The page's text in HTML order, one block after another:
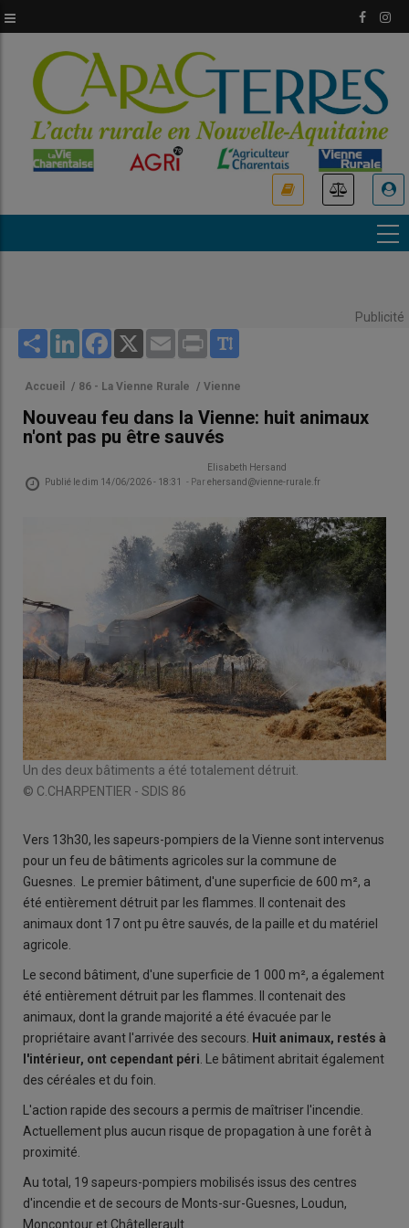
au
principal
Publicité
Share LinkedInFacebook
X Email Print
Accueil / 86 - La Vienne Rurale / Vienne
Nouveau feu dans la Vienne: huit animaux
n'ont pas pu être sauvés
Publié ledim 14/06/2026 - 18:31 - Par
Elisabeth Hersand
ehersand@vienne-rurale.fr
Un des deux bâtiments a été totalement détruit.
© C.CHARPENTIER - SDIS 86
Vers 13h30, les sapeurs-pompiers de la Vienne sont intervenus
pour un feu de bâtiments agricoles sur la commune de
Guesnes. Le premier bâtiment, d'une superficie de 600 m², a
été entièrement détruit par les flammes. Il contenait des
animaux dont 17 ont pu être sauvés, de la paille et du matériel
agricole.
Le second bâtiment, d'une superficie de 1 000 m², a également
été entièrement détruit par les flammes. Il contenait des
animaux, dont la grande majorité a été évacuée par le
propriétaire avant l'arrivée des secours.
Huit animaux, restés à
l'intérieur, ont cependant péri . Le bâtiment abritait également
des céréales et du foin.
L'action rapide des secours a permis de maîtriser l'incendie.
Actuellement plus aucun risque de propagation à une forêt à
proximité.
Au total, 19 sapeurs-pompiers mobilisés issus des centres
d'incendie et de secours de Monts-sur-Guesnes, Loudun,
Moncontour et Châtellerault.